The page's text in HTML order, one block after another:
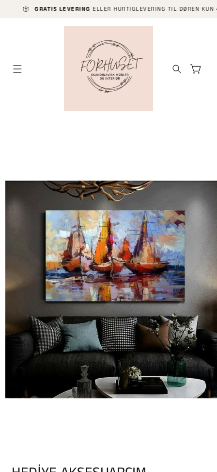
GRATIS LEVERINGELLER HURTIGLEVERING TIL DØREN KUN 499
Handlekurv